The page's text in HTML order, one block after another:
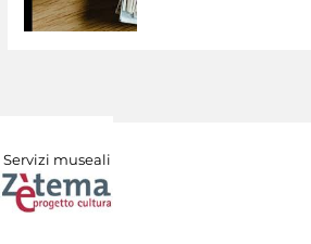
Servizi museali